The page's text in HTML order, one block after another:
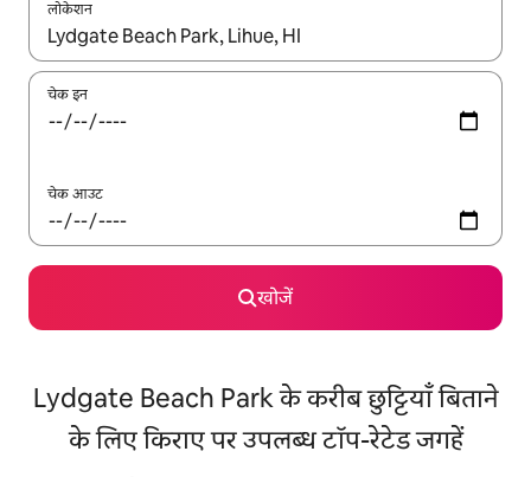
लोकेशन
नतीजों के उपलब्ध होने पर, अप और डाउन 'ऐरो की' का इस्तेमाल करके नेविगेट
चेक इन
चेक आउट
खोजें
Lydgate Beach Park के करीब छुट्टियाँ बिताने
के लिए किराए पर उपलब्ध टॉप-रेटेड जगहें